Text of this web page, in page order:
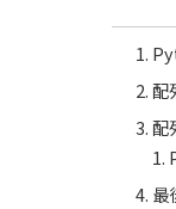
配
配
最